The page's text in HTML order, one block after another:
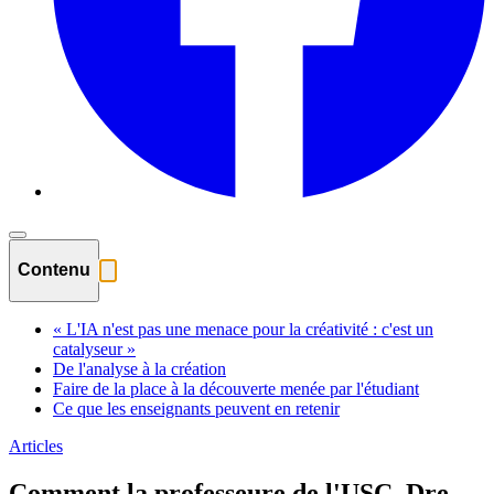
Contenu
« L'IA n'est pas une menace pour la créativité : c'est un
catalyseur »
De l'analyse à la création
Faire de la place à la découverte menée par l'étudiant
Ce que les enseignants peuvent en retenir
Articles